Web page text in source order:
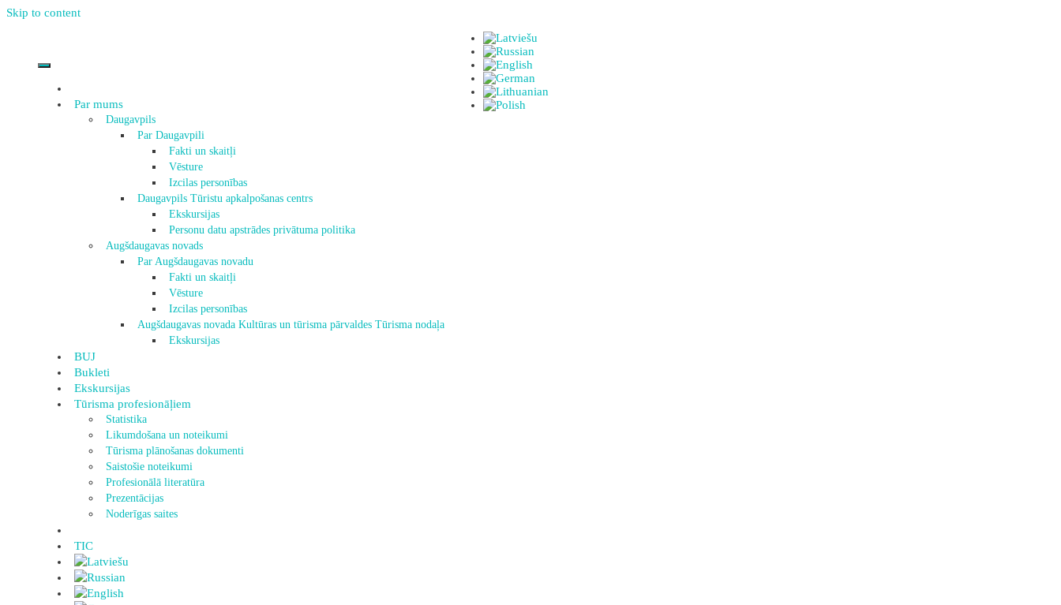
Skip to content
Par mums
Daugavpils
Par Daugavpili
Fakti un skaitļi
Vēsture
Izcilas personības
Daugavpils Tūristu apkalpošanas centrs
Ekskursijas
Personu datu apstrādes privātuma politika
Augšdaugavas novads
Par Augšdaugavas novadu
Fakti un skaitļi
Vēsture
Izcilas personības
Augšdaugavas novada Kultūras un tūrisma pārvaldes Tūrisma nodaļa
Ekskursijas
BUJ
Bukleti
Ekskursijas
Tūrisma profesionāļiem
Statistika
Likumdošana un noteikumi
Tūrisma plānošanas dokumenti
Saistošie noteikumi
Profesionālā literatūra
Prezentācijas
Noderīgas saites
TIC